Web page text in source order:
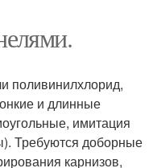
поливинилхлорид,
и длинные
имитация
Требуются доборные
карнизов,